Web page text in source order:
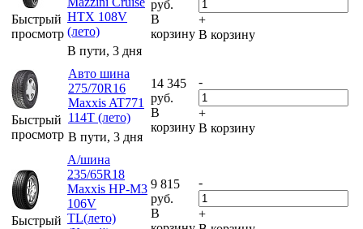
Быстрый
просмотр
HTX 108V
(лето)
В пути, 3 дня
руб.
В
корзину
+
В корзину
Быстрый
просмотр
Авто шина
275/70R16
Maxxis AT771
114T (лето)
В пути, 3 дня
14 345
руб.
В
корзину
-
+
В корзину
Быстрый
А/шина
235/65R18
Maxxis HP-M3
106V
TL(лето)
9 815
руб.
В
-
+